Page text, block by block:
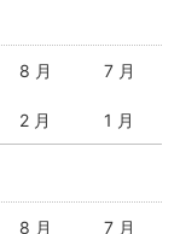
8 月 7 月
2 月 1 月
8 月 7 月